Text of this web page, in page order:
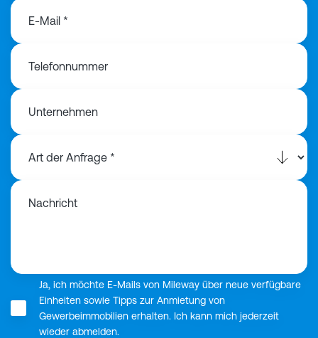
E-Mail *
Telefonnummer
Unternehmen
Nachricht
Ja, ich möchte E-Mails von Mileway über neue verfügbare
Einheiten sowie Tipps zur Anmietung von
Gewerbeimmobilien erhalten. Ich kann mich jederzeit
wieder abmelden.